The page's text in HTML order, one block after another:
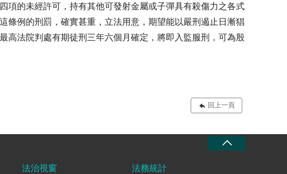
項的未經許可，持有其他可發射金屬或子彈具有殺傷力之各式
條例的刑罰，確實甚重，立法用意，期望能以嚴刑遏止日漸猖
高法院判處有期徒刑三年六個月確定，將即入監服刑，可為殷
回上一頁
法治視窗 法務統計